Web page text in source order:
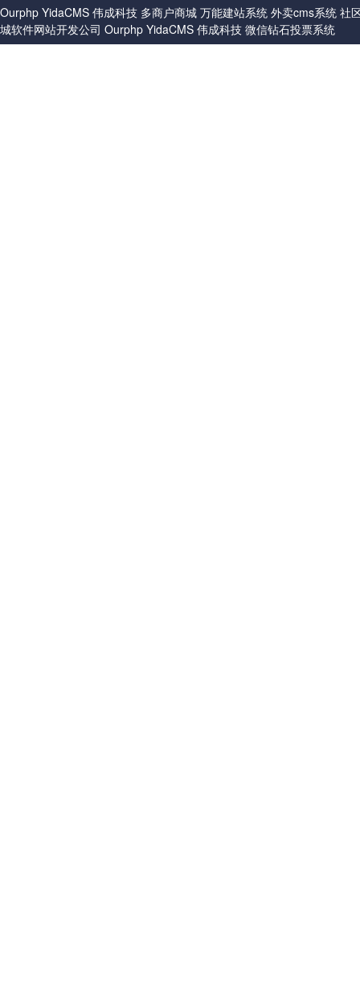
Ourphp YidaCMS 伟成科技 多商户商城 万能建站系统 外卖cms系统 社
城软件网站开发公司 Ourphp YidaCMS 伟成科技 微信钻石投票系统